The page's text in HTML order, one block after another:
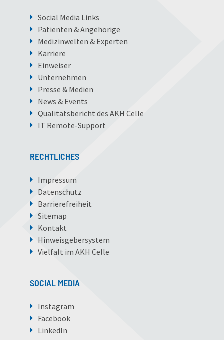
Social Media Links
Patienten & Angehörige
Medizinwelten & Experten
Karriere
Einweiser
Unternehmen
Presse & Medien
News & Events
Qualitätsbericht des AKH Celle
IT Remote-Support
RECHTLICHES
Impressum
Datenschutz
Barrierefreiheit
Sitemap
Kontakt
Hinweisgebersystem
Vielfalt im AKH Celle
SOCIAL MEDIA
Instagram
Facebook
LinkedIn